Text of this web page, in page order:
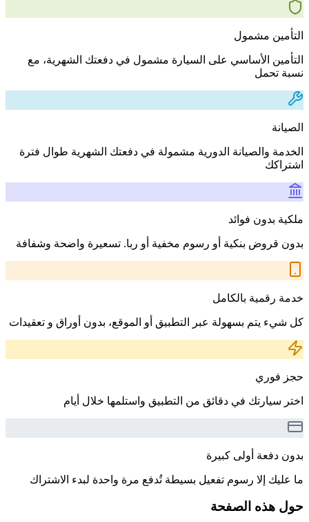
التأمين مشمول
التأمين الأساسي على السيارة مشمول في دفعتك الشهرية، مع
نسبة تحمل
الصيانة
الخدمة والصيانة الدورية مشمولة في دفعتك الشهرية طوال فترة
اشتراكك
ملكية بدون فوائد
بدون قروض بنكية أو رسوم مخفية أو ربا. تسعيرة واضحة وشفافة
خدمة رقمية بالكامل
كل شيء يتم بسهولة عبر التطبيق أو الموقع، بدون أوراق و تعقيدات
حجز فوري
اختر سيارتك في دقائق من التطبيق واستلمها خلال أيام
بدون دفعة أولى كبيرة
ما عليك إلا رسوم تفعيل بسيطة تُدفع مرة واحدة لبدء الاشتراك
حول هذه الصفحة